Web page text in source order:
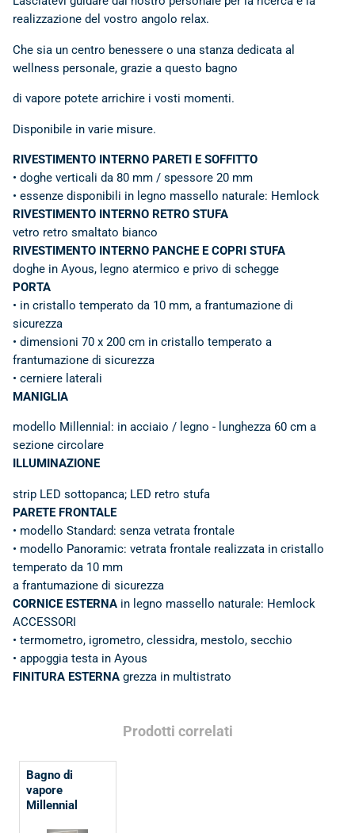
realizzazione del vostro angolo relax.
Che sia un centro benessere o una stanza dedicata al
wellness personale, grazie a questo bagno
di vapore potete arrichire i vosti momenti.
Disponibile in varie misure.
RIVESTIMENTO INTERNO PARETI E SOFFITTO
• doghe verticali da 80 mm / spessore 20 mm
• essenze disponibili in legno massello naturale: Hemlock
RIVESTIMENTO INTERNO RETRO STUFA
vetro retro smaltato bianco
RIVESTIMENTO INTERNO PANCHE E COPRI STUFA
doghe in Ayous, legno atermico e privo di schegge
PORTA
• in cristallo temperato da 10 mm, a frantumazione di
sicurezza
• dimensioni 70 x 200 cm in cristallo temperato a
frantumazione di sicurezza
• cerniere laterali
MANIGLIA
modello Millennial: in acciaio / legno - lunghezza 60 cm a
sezione circolare
ILLUMINAZIONE
strip LED sottopanca; LED retro stufa
PARETE FRONTALE
• modello Standard: senza vetrata frontale
• modello Panoramic: vetrata frontale realizzata in cristallo
temperato da 10 mm
a frantumazione di sicurezza
CORNICE ESTERNA in legno massello naturale: Hemlock
ACCESSORI
• termometro, igrometro, clessidra, mestolo, secchio
• appoggia testa in Ayous
FINITURA ESTERNA grezza in multistrato
Prodotti correlati
Bagno di
vapore
Millennial